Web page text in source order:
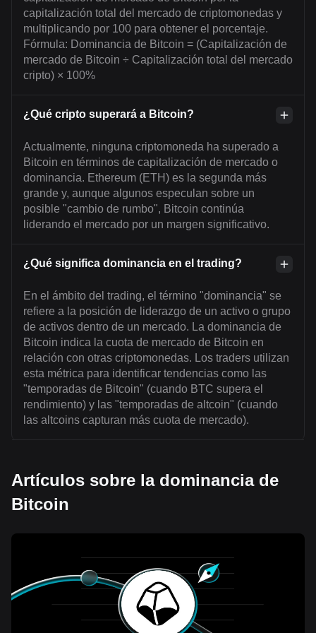
capitalización total del mercado de criptomonedas y
multiplicando por 100 para obtener el porcentaje.
Fórmula: Dominancia de Bitcoin = (Capitalización de
mercado de Bitcoin ÷ Capitalización total del mercado
cripto) × 100%
¿Qué cripto superará a Bitcoin?
Actualmente, ninguna criptomoneda ha superado a
Bitcoin en términos de capitalización de mercado o
dominancia. Ethereum (ETH) es la segunda más
grande y, aunque algunos especulan sobre un
posible "cambio de rumbo", Bitcoin continúa
liderando el mercado por un margen significativo.
¿Qué significa dominancia en el trading?
En el ámbito del trading, el término "dominancia" se
refiere a la posición de liderazgo de un activo o grupo
de activos dentro de un mercado. La dominancia de
Bitcoin indica la cuota de mercado de Bitcoin en
relación con otras criptomonedas. Los traders utilizan
esta métrica para identificar tendencias como las
"temporadas de Bitcoin" (cuando BTC supera el
rendimiento) y las "temporadas de altcoin" (cuando
las altcoins capturan más cuota de mercado).
Artículos sobre la dominancia de
Bitcoin